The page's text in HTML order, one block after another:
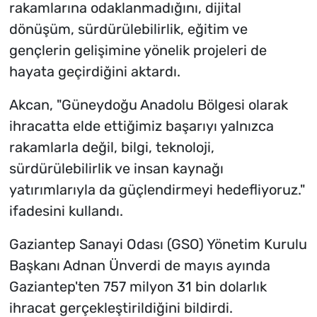
rakamlarına odaklanmadığını, dijital
dönüşüm, sürdürülebilirlik, eğitim ve
gençlerin gelişimine yönelik projeleri de
hayata geçirdiğini aktardı.
Akcan, "Güneydoğu Anadolu Bölgesi olarak
ihracatta elde ettiğimiz başarıyı yalnızca
rakamlarla değil, bilgi, teknoloji,
sürdürülebilirlik ve insan kaynağı
yatırımlarıyla da güçlendirmeyi hedefliyoruz."
ifadesini kullandı.
Gaziantep Sanayi Odası (GSO) Yönetim Kurulu
Başkanı Adnan Ünverdi de mayıs ayında
Gaziantep'ten 757 milyon 31 bin dolarlık
ihracat gerçekleştirildiğini bildirdi.